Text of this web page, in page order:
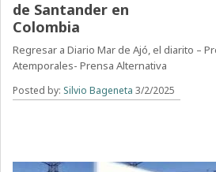
de Santander en
Colombia
Regresar a Diario Mar de Ajó, el diarito –
Atemporales- Prensa Alternativa
Posted by: Silvio Bageneta 3/2/2025